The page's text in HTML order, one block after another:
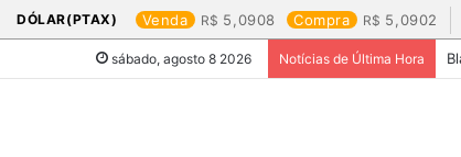
DÓLAR(PTAX) Venda 5,0908 Compra 5,0902
sábado, agosto 8 2026 Notícias de Última Hora